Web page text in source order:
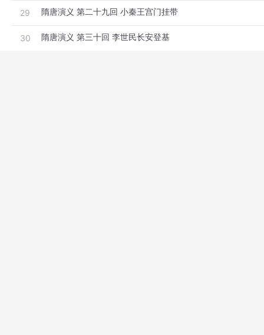
29 隋唐演义 第二十九回 小秦王宫门挂带
30 隋唐演义 第三十回 李世民长安登基